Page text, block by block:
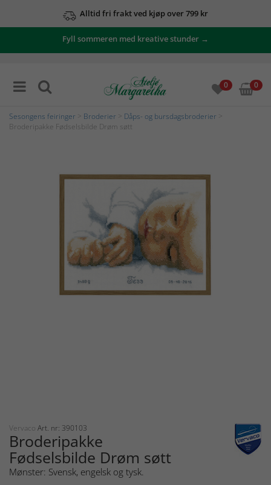
Alltid fri frakt ved kjøp over 799 kr
Fyll sommeren med kreative stunder →
0 0
Sesongens feiringer Broderier Dåps- og bursdagsbroderier
Broderipakke Fødselsbilde Drøm søtt
Vervaco Art. nr: 390103
Broderipakke
Fødselsbilde Drøm søtt
Mønster: Svensk, engelsk og tysk.